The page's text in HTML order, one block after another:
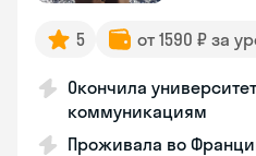
5 от 1590 ₽ за
Окончила
коммуникациям
Проживала во